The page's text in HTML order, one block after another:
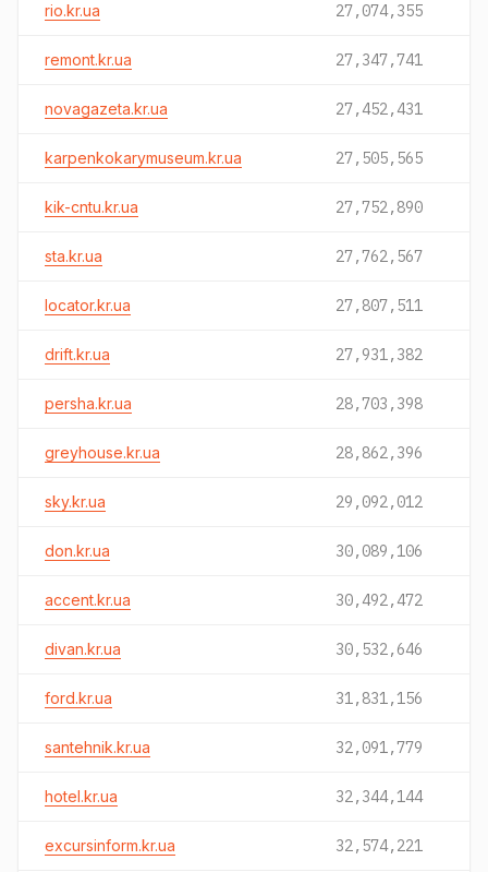
rio.kr.ua 27,074,355
remont.kr.ua 27,347,741
novagazeta.kr.ua 27,452,431
karpenkokarymuseum.kr.ua 27,505,565
kik-cntu.kr.ua 27,752,890
sta.kr.ua 27,762,567
locator.kr.ua 27,807,511
drift.kr.ua 27,931,382
persha.kr.ua 28,703,398
greyhouse.kr.ua 28,862,396
sky.kr.ua 29,092,012
don.kr.ua 30,089,106
accent.kr.ua 30,492,472
divan.kr.ua 30,532,646
ford.kr.ua 31,831,156
santehnik.kr.ua 32,091,779
hotel.kr.ua 32,344,144
excursinform.kr.ua 32,574,221